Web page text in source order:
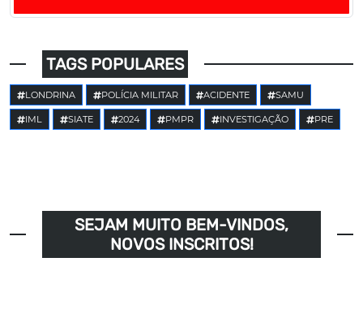
TAGS POPULARES
LONDRINA POLÍCIA MILITAR ACIDENTE SAMU
IML SIATE 2024 PMPR INVESTIGAÇÃO PRE
SEJAM MUITO BEM-VINDOS,
NOVOS INSCRITOS!